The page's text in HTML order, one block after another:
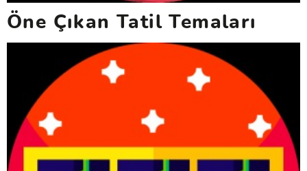
Öne Çıkan Tatil Temaları